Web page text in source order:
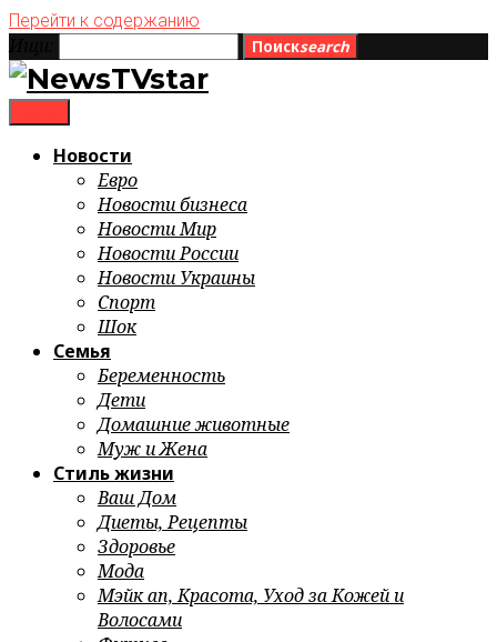
Перейти к содержанию
Поискsearch
Новости
Евро
Новости бизнеса
Новости Мир
Новости России
Новости Украины
Спорт
Шок
Семья
Беременность
Дети
Домашние животные
Муж и Жена
Стиль жизни
Ваш Дом
Диеты, Рецепты
Здоровье
Мода
Мэйк ап, Красота, Уход за Кожей и
Волосами